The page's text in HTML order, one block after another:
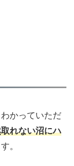
かっていただ
れない沼にハ
。